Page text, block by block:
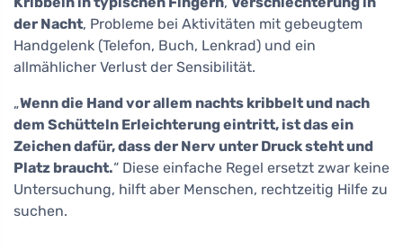
der Nacht, Probleme bei Aktivitäten mit gebeugtem
Handgelenk (Telefon, Buch, Lenkrad) und ein
allmählicher Verlust der Sensibilität.
„Wenn die Hand vor allem nachts kribbelt und nach
dem Schütteln Erleichterung eintritt, ist das ein
Zeichen dafür, dass der Nerv unter Druck steht und
Platz braucht.“ Diese einfache Regel ersetzt zwar keine
Untersuchung, hilft aber Menschen, rechtzeitig Hilfe zu
suchen.